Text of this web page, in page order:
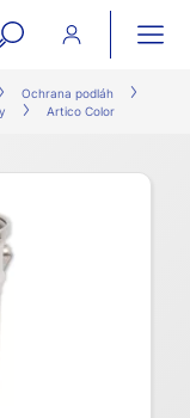
search
form
Ochrana podláh
Artico Color